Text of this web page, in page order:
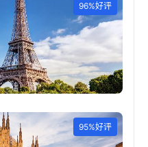
96%好评
95%好评